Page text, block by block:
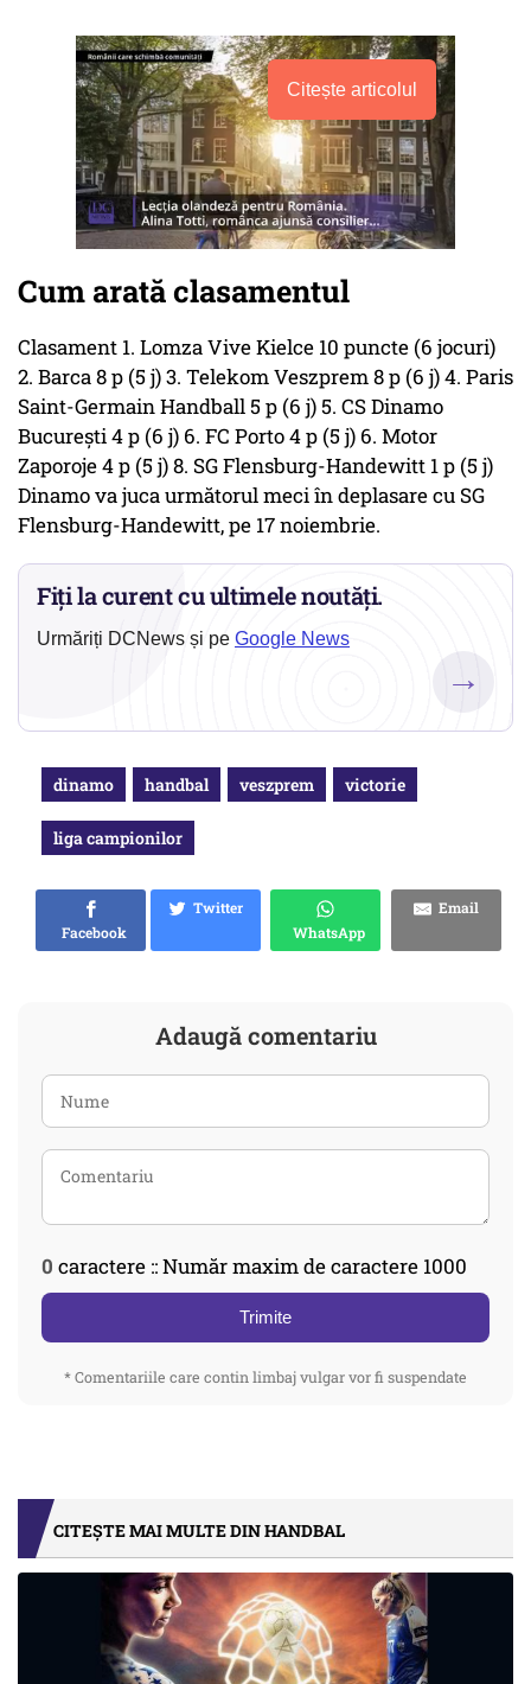
Citește articolul
Cum arată clasamentul
Clasament 1. Lomza Vive Kielce 10 puncte (6 jocuri)
2. Barca 8 p (5 j) 3. Telekom Veszprem 8 p (6 j) 4. Paris
Saint-Germain Handball 5 p (6 j) 5. CS Dinamo
Bucureşti 4 p (6 j) 6. FC Porto 4 p (5 j) 6. Motor
Zaporoje 4 p (5 j) 8. SG Flensburg-Handewitt 1 p (5 j)
Dinamo va juca următorul meci în deplasare cu SG
Flensburg-Handewitt, pe 17 noiembrie.
Fiți la curent cu ultimele noutăți.
Urmăriți DCNews și pe Google News
→
dinamo handbal veszprem victorie
liga campionilor
Facebook
Twitter
WhatsApp
Email
Adaugă comentariu
0 caractere :: Număr maxim de caractere 1000
Trimite
* Comentariile care contin limbaj vulgar vor fi suspendate
CITEȘTE MAI MULTE DIN HANDBAL